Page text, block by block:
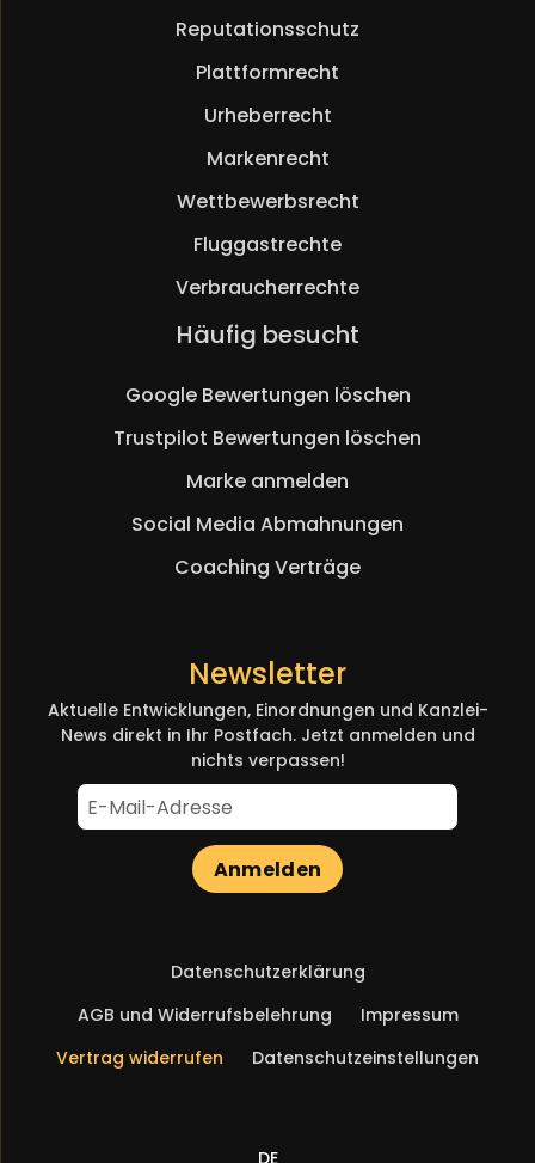
Reputationsschutz
Plattformrecht
Urheberrecht
Markenrecht
Wettbewerbsrecht
Fluggastrechte
Verbraucherrechte
Häufig besucht
Google Bewertungen löschen
Trustpilot Bewertungen löschen
Marke anmelden
Social Media Abmahnungen
Coaching Verträge
Newsletter
Aktuelle Entwicklungen, Einordnungen und Kanzlei-
News direkt in Ihr Postfach. Jetzt anmelden und
nichts verpassen!
Anmelden
Navigation
Datenschutzerklärung
AGB und Widerrufsbelehrung
Impressum
Vertrag widerrufen
Datenschutzeinstellungen
DE